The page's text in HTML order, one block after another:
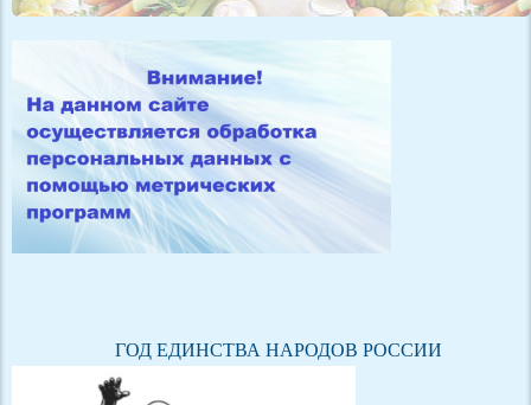
ГОД ЕДИНСТВА НАРОДОВ РОССИИ